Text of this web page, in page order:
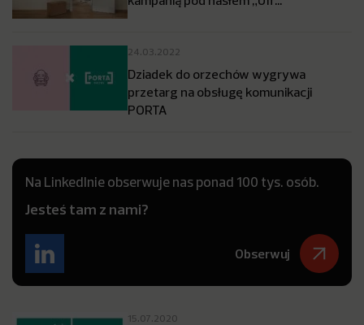
24.03.2022
Dziadek do orzechów wygrywa
przetarg na obsługę komunikacji
PORTA
Na LinkedInie obserwuje nas ponad 100 tys. osób.
Jesteś tam z nami?
Obserwuj
15.07.2020